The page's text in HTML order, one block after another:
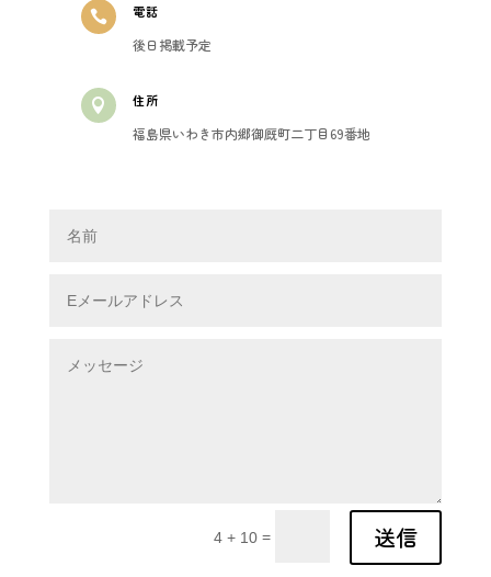
 電話
後日掲載予定
 住所
福島県いわき市内郷御厩町二丁目69番地
4 + 10 = 送信